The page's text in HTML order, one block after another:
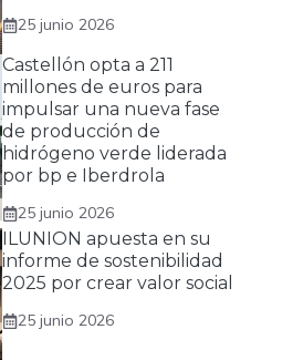
25 junio 2026
Castellón opta a 211
millones de euros para
impulsar una nueva fase
de producción de
hidrógeno verde liderada
por bp e Iberdrola
25 junio 2026
ILUNION apuesta en su
informe de sostenibilidad
2025 por crear valor social
25 junio 2026